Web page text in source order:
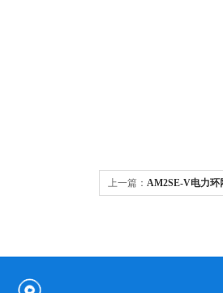
上一篇： AM2SE-V电力环